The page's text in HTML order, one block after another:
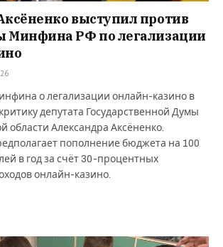
выступил против
Минфина РФ по легализации
о легализации онлайн-казино в
депутата Государственной Думы
области Александра Аксёненко.
пополнение бюджета на 100
в год за счёт 30-процентных
онлайн-казино.